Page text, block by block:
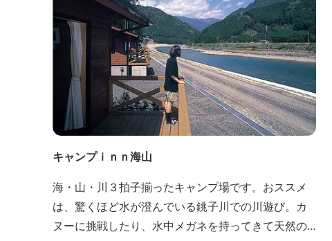
キャンプｉｎｎ海山
海・山・川３拍子揃ったキャンプ場です。おススメ
は、驚くほど水が澄んでいる銚子川での川遊び。カ
ヌーに挑戦したり、水中メガネを持ってきて天然の